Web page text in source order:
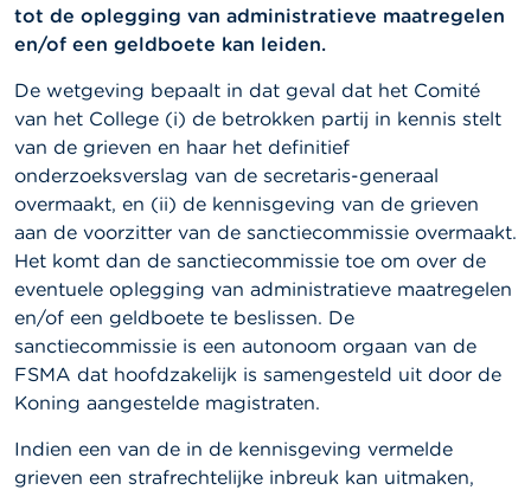
tot de oplegging van administratieve maatregelen
en/of een geldboete kan leiden.
De wetgeving bepaalt in dat geval dat het Comité
van het College (i) de betrokken partij in kennis stelt
van de grieven en haar het definitief
onderzoeksverslag van de secretaris-generaal
overmaakt, en (ii) de kennisgeving van de grieven
aan de voorzitter van de sanctiecommissie overmaakt.
Het komt dan de sanctiecommissie toe om over de
eventuele oplegging van administratieve maatregelen
en/of een geldboete te beslissen. De
sanctiecommissie is een autonoom orgaan van de
FSMA dat hoofdzakelijk is samengesteld uit door de
Koning aangestelde magistraten.
Indien een van de in de kennisgeving vermelde
grieven een strafrechtelijke inbreuk kan uitmaken,